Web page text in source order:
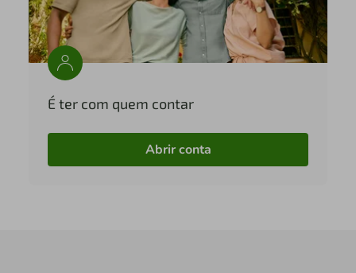
É ter com quem contar
Abrir conta